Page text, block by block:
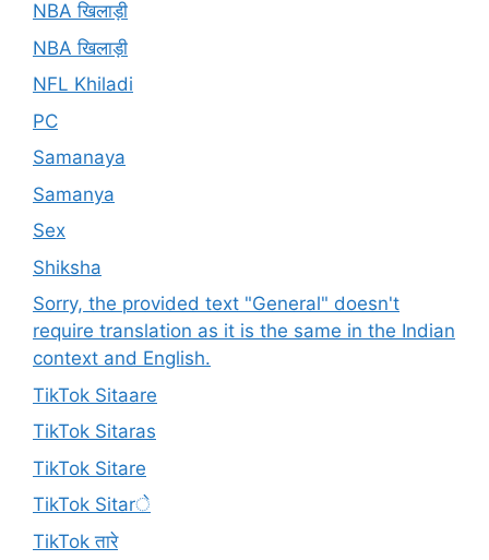
NBA खिलाड़ी
NBA खिलाड़ी
NFL Khiladi
PC
Samanaya
Samanya
Sex
Shiksha
Sorry, the provided text "General" doesn't
require translation as it is the same in the Indian
context and English.
TikTok Sitaare
TikTok Sitaras
TikTok Sitare
TikTok Sitarे
TikTok तारे